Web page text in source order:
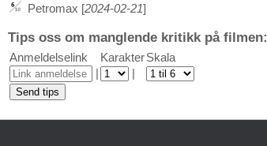
Petromax [2024-02-21]
Tips oss om manglende kritikk på filmen:
Anmeldelselink KarakterSkala
|
|